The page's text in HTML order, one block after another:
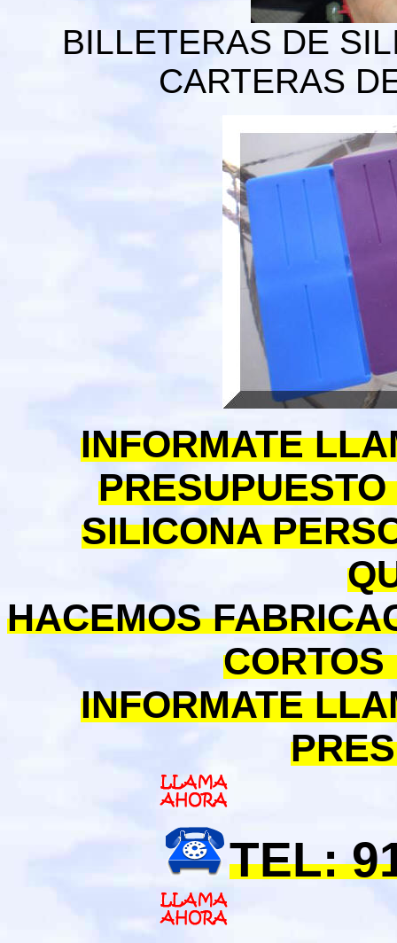
BILLETERAS DE
CARTERAS
INFORMATE
SILICONA
HACEMOS
INFORMATE
TEL: